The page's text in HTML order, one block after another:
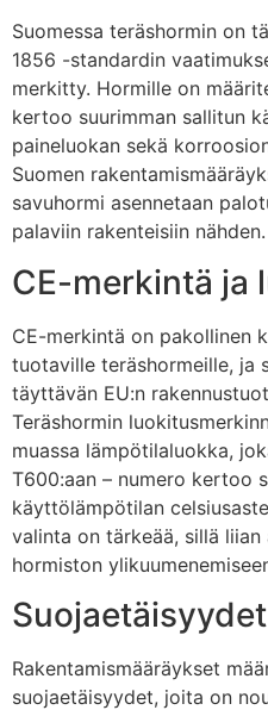
Suomessa teräshormin on
1856 -standardin
merkitty. Hormille on
kertoo suurimman sallitun
paineluokan sekä
Suomen
savuhormi asennetaan
palaviin rakenteisiin nähden.
CE-merkintä ja
CE-merkintä on pakollinen
tuotaville teräshormeille, ja
täyttävän EU:n
Teräshormin
muassa lämpötilaluokka,
T600:aan – numero kertoo
käyttölämpötilan
valinta on tärkeää, sillä
hormiston
Rakentamismääräykset
suojaetäisyydet, joita on